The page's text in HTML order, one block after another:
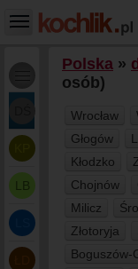
LB
Polska »
osób)
Wrocław
Głogów
Kłodzko
Chojnów
Milicz
Złotoryja
Boguszów-